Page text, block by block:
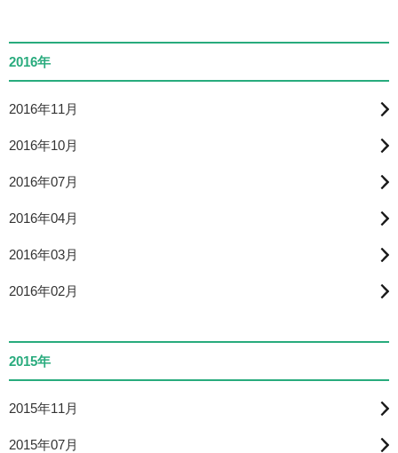
2016年
2016年11月
2016年10月
2016年07月
2016年04月
2016年03月
2016年02月
2015年
2015年11月
2015年07月